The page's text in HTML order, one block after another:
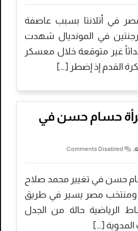
في أتلانتا بسبب عاصفة
في المونديال شهدت
أحداثاً غير متوقعة خلال معسكر
القدم إذ إضطر […]
حسام حسن في
,
Comments Disabled
حسن في تغيير محمد صلاح
ومنتخب مصر يسير في طريق
الرياضية حالة من الجدل
المدوية […]